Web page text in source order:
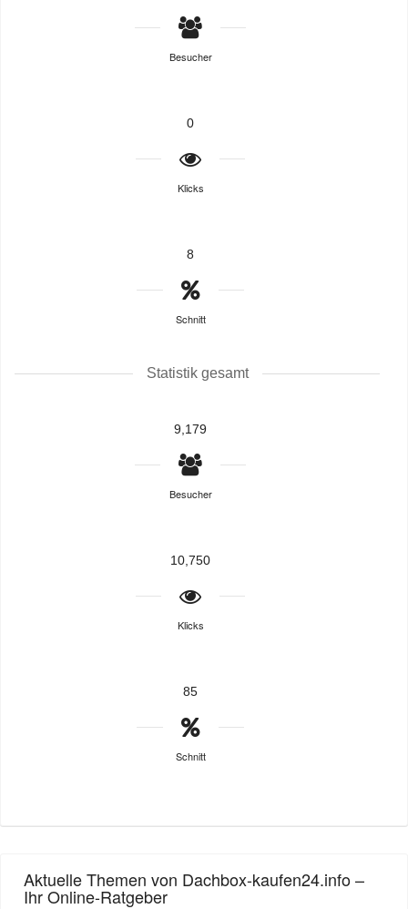
Besucher
0
Klicks
8
Schnitt
Statistik gesamt
9,179
Besucher
10,750
Klicks
85
Schnitt
Aktuelle Themen von Dachbox-kaufen24.info –
Ihr Online-Ratgeber